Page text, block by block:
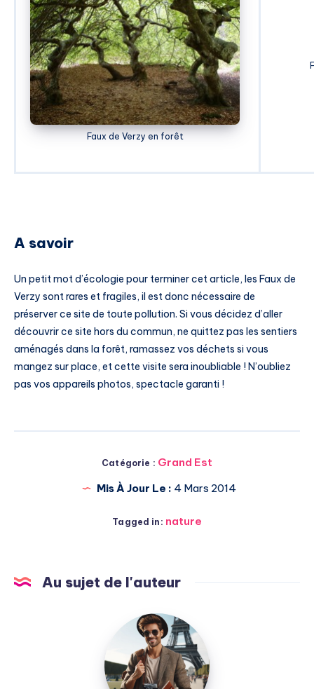
Faux de Verzy en forêt
A savoir
Un petit mot d’écologie pour terminer cet article, les Faux de
Verzy sont rares et fragiles, il est donc nécessaire de
préserver ce site de toute pollution. Si vous décidez d’aller
découvrir ce site hors du commun, ne quittez pas les sentiers
aménagés dans la forêt, ramassez vos déchets si vous
mangez sur place, et cette visite sera inoubliable ! N’oubliez
pas vos appareils photos, spectacle garanti !
Catégorie : Grand Est
Mis À Jour Le : 4 Mars 2014
Tagged in: nature
Au sujet de l'auteur
Julien